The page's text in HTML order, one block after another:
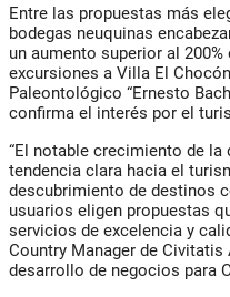
Entre las propuestas más
bodegas neuquinas
un aumento superior al 200%
excursiones a Villa El Chocón
Paleontológico “Ernesto
confirma el interés por el
“El notable crecimiento de la
tendencia clara hacia el
descubrimiento de destinos
usuarios eligen propuestas
servicios de excelencia y
Country Manager de Civitatis
desarrollo de negocios para